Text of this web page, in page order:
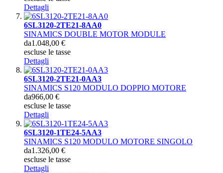
Dettagli
6SL3120-2TE21-8AA0
SINAMICS DOUBLE MOTOR MODULE
da1.048,00 €
escluse le tasse
Dettagli
6SL3120-2TE21-0AA3
SINAMICS S120 MODULO DOPPIO MOTORE
da966,00 €
escluse le tasse
Dettagli
6SL3120-1TE24-5AA3
SINAMICS S120 MODULO MOTORE SINGOLO
da1.326,00 €
escluse le tasse
Dettagli